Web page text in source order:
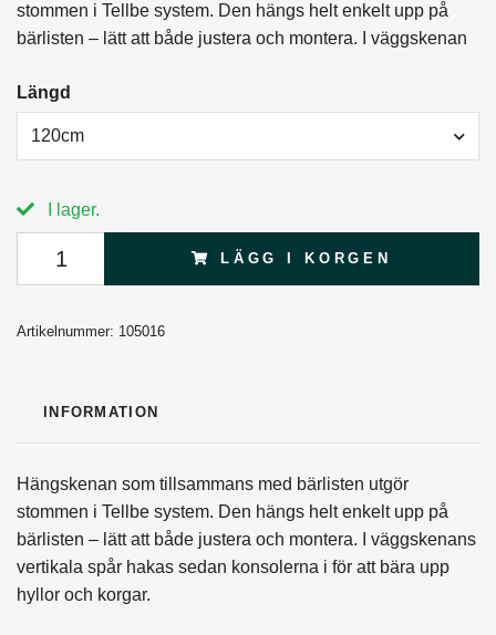
stommen i Tellbe system. Den hängs helt enkelt upp på
bärlisten – lätt att både justera och montera. I väggskenan
Längd
120cm
I lager.
LÄGG I KORGEN
Artikelnummer: 105016
INFORMATION
Hängskenan som tillsammans med bärlisten utgör
stommen i Tellbe system. Den hängs helt enkelt upp på
bärlisten – lätt att både justera och montera. I väggskenans
vertikala spår hakas sedan konsolerna i för att bära upp
hyllor och korgar.